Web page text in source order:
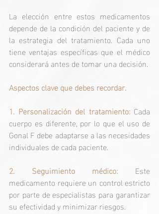
La elección entre estos medicamentos
depende de la condición del paciente y de
la estrategia del tratamiento. Cada uno
tiene ventajas específicas que el médico
considerará antes de tomar una decisión.
Aspectos clave que debes recordar.
1. Personalización del tratamiento: Cada
cuerpo es diferente, por lo que el uso de
Gonal F debe adaptarse a las necesidades
individuales de cada paciente.
2. Seguimiento médico: Este
medicamento requiere un control estricto
por parte de especialistas para garantizar
su efectividad y minimizar riesgos.